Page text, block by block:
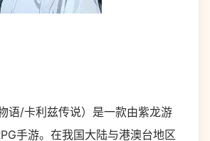
语/卡利兹传说）是一款由紫龙游
手游。在我国大陆与港澳台地区